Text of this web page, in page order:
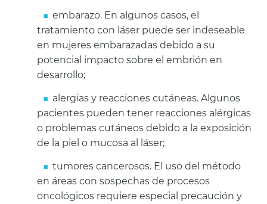
embarazo. En algunos casos, el
tratamiento con láser puede ser indeseable
en mujeres embarazadas debido a su
potencial impacto sobre el embrión en
desarrollo;
alergias y reacciones cutáneas. Algunos
pacientes pueden tener reacciones alérgicas
o problemas cutáneos debido a la exposición
de la piel o mucosa al láser;
tumores cancerosos. El uso del método
en áreas con sospechas de procesos
oncológicos requiere especial precaución y